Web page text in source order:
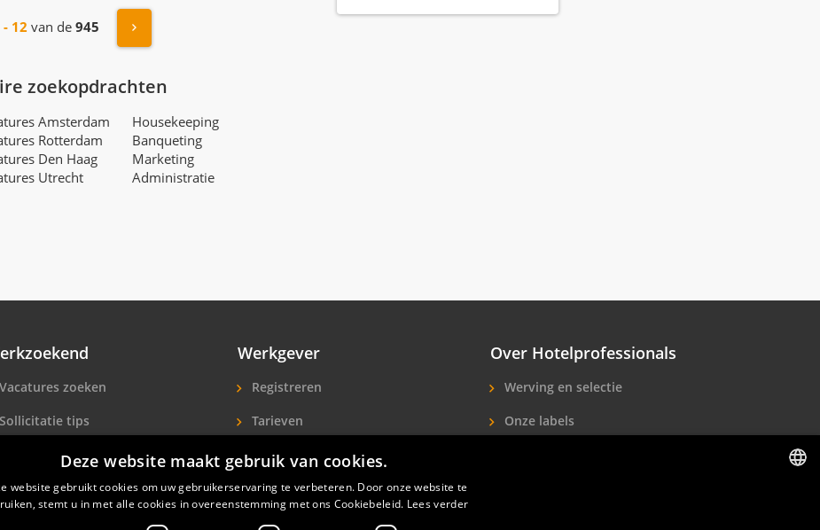
- 12 van de 945 Volgende »
zoekopdrachten
Amsterdam
Rotterdam
Den Haag
Utrecht
Housekeeping
Banqueting
Marketing
Administratie
Vacatures zoeken
Sollicitatie tips
Hotels A-Z
Werkgever
Registreren
Tarieven
Extra aandacht
Hotelpersoneel zoeken
Over Hotelprofessionals
Werving en selectie
Onze labels
Deze website maakt gebruik van cookies.
website gebruikt cookies om uw gebruikerservaring te verbeteren. Door onze website te
stemt u in met alle cookies in overeenstemming met ons Cookiebeleid. Lees verder